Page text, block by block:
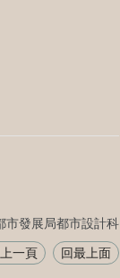
市發展局都市設計科
一頁 回最上面